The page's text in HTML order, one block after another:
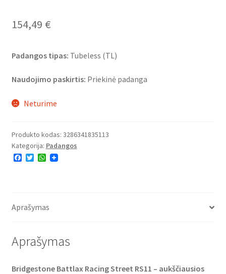
154,49 €
Padangos tipas: Tubeless (TL)
Naudojimo paskirtis: Priekinė padanga
Neturime
Produkto kodas: 3286341835113
Kategorija: Padangos
F
o
T
r
W
p
Aprašymas
Aprašymas
Bridgestone Battlax Racing Street RS11 – aukščiausios